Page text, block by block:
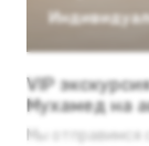
VIP
Мухамед на
Мы отправимся